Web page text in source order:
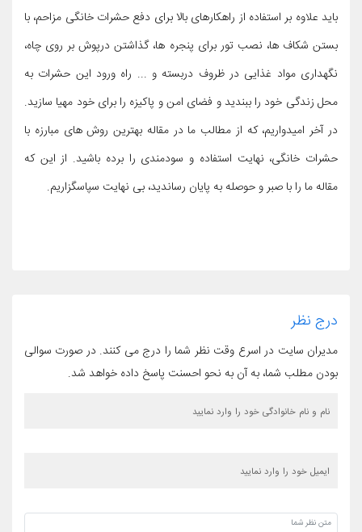
باید علاوه بر استفاده از راهکارهای بالا برای دفع حشرات خانگی مزاحم، با
بستن شکاف ها، نصب تور برای پنجره ها، گذاشتن درپوش بر روی چاه،
نگهداری مواد غذایی در ظروف دربسته و ... راه ورود این حشرات به
محل زندگی خود را ببندید و فضای امن و پاکیزه را برای خود مهیا سازید.
در آخر امیدواریم، که از مطالب ما در مقاله بهترین روش های مبارزه با
حشرات خانگی، نهایت استفاده و سودمندی را برده باشید. از این که
مقاله ما را با صبر و حوصله به پایان رساندید، بی نهایت سپاسگزاریم.
درج نظر
مدیران سایت در اسرع وقت نظر شما را درج می کنند. در صورت سوالی
بودن مطلب شما، به آن به نحو احسنت پاسخ داده خواهد شد.